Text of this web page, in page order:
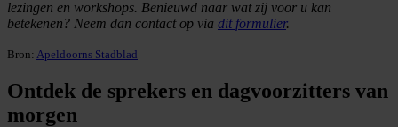
lezingen en workshops. Benieuwd naar wat zij voor u kan
betekenen? Neem dan contact op via dit formulier.
Bron: Apeldoorns Stadblad
Ontdek de sprekers en dagvoorzitters van
morgen